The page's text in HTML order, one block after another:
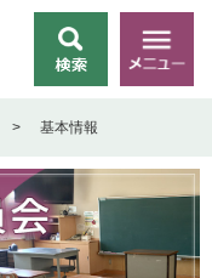
索
メ
ニ
> 基本情報